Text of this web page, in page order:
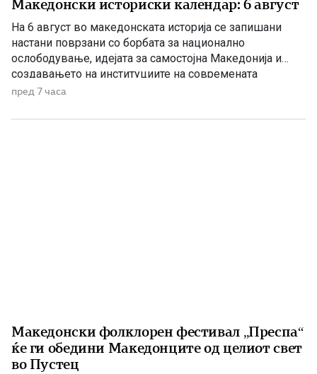
Македонски историски календар: 6 август
На 6 август во македонската историја се запишани
настани поврзани со борбата за национално
ослободување, идејата за самостојна Македонија и
создавањето на институциите на современата
македонска држава. 1875 – Роден е Григорие Хаџи
Григорие Хаџи Ташковиќ – македонски револуционер,
пред 7 часа
Македонски фолклорен фестивал „Преспа“
ќе ги обедини Македонците од целиот свет
во Пустец